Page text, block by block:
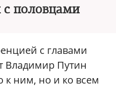
с половцами
с главами
Владимир Путин
к ним, но и ко всем